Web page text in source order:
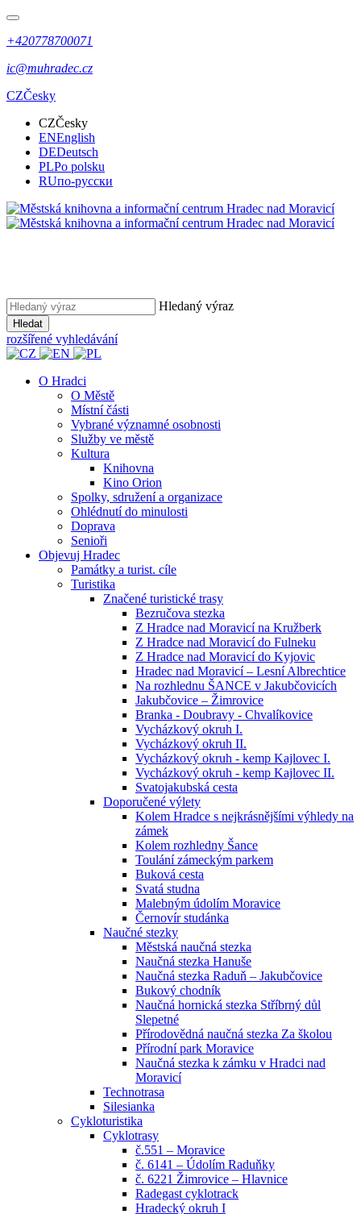
+420778700071
ic@muhradec.cz
CZČesky
CZČesky
ENEnglish
DEDeutsch
PLPo polsku
RUпо-русски
Hledaný výraz
Hledat
rozšířené vyhledávání
O Hradci
O Městě
Místní části
Vybrané významné osobnosti
Služby ve městě
Kultura
Knihovna
Kino Orion
Spolky, sdružení a organizace
Ohlédnutí do minulosti
Doprava
Senioři
Objevuj Hradec
Památky a turist. cíle
Turistika
Značené turistické trasy
Bezručova stezka
Z Hradce nad Moravicí na Kružberk
Z Hradce nad Moravicí do Fulneku
Z Hradce nad Moravicí do Kyjovic
Hradec nad Moravicí – Lesní Albrechtice
Na rozhlednu ŠANCE v Jakubčovicích
Jakubčovice – Žimrovice
Branka - Doubravy - Chvalíkovice
Vycházkový okruh I.
Vycházkový okruh II.
Vycházkový okruh - kemp Kajlovec I.
Vycházkový okruh - kemp Kajlovec II.
Svatojakubská cesta
Doporučené výlety
Kolem Hradce s nejkrásnějšími výhledy na
zámek
Kolem rozhledny Šance
Toulání zámeckým parkem
Buková cesta
Svatá studna
Malebným údolím Moravice
Černovír studánka
Naučné stezky
Městská naučná stezka
Naučná stezka Hanuše
Naučná stezka Raduň – Jakubčovice
Bukový chodník
Naučná hornická stezka Stříbrný důl
Slepetné
Přírodovědná naučná stezka Za školou
Přírodní park Moravice
Naučná stezka k zámku v Hradci nad
Moravicí
Technotrasa
Silesianka
Cykloturistika
Cyklotrasy
č.551 – Moravice
č. 6141 – Údolím Raduňky
č. 6221 Žimrovice – Hlavnice
Radegast cyklotrack
Hradecký okruh I